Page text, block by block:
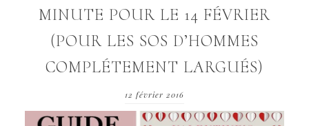
MINUTE POUR LE 14 FÉVRIER
(POUR LES SOS D’HOMMES
COMPLÉTEMENT LARGUÉS)
12 février 2016